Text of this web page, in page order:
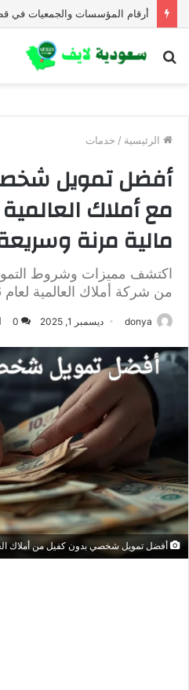
بحث
الرئيسية / خدمات
أفضل تمويل
مالية مرنة
اكتشف مميزات وشروط
من شركة أملاك العالمية لعام 2026
donya ديسمبر 1, 2025 0
أفضل تمويل شخصي بدون كفيل من أملاك